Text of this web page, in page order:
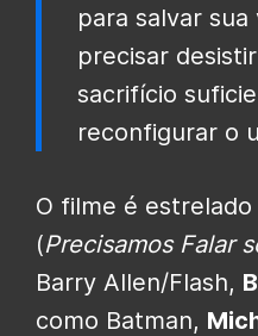
para salvar sua
precisar
sacrifício
reconfigurar o
O filme é
(Precisamos Falar
Barry Allen/Flash,
como Batman,